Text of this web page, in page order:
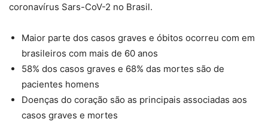
coronavírus Sars-CoV-2 no Brasil.
Maior parte dos casos graves e óbitos ocorreu com em
brasileiros com mais de 60 anos
58% dos casos graves e 68% das mortes são de
pacientes homens
Doenças do coração são as principais associadas aos
casos graves e mortes